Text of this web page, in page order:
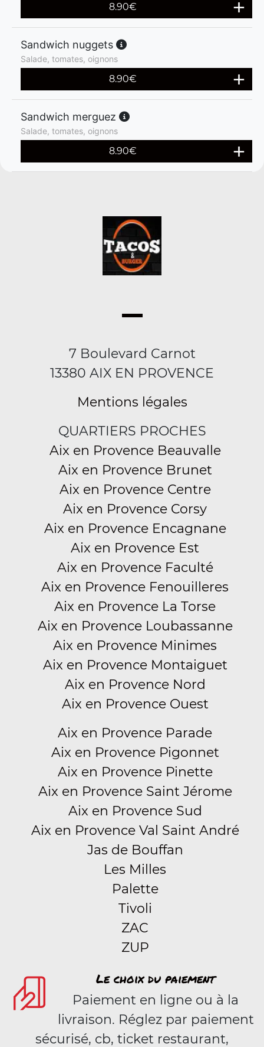
8.90€
Sandwich nuggets
Salade, tomates, oignons
8.90€
Sandwich merguez
Salade, tomates, oignons
8.90€
7 Boulevard Carnot
13380 AIX EN PROVENCE
Mentions légales
QUARTIERS PROCHES
Aix en Provence Beauvalle
Aix en Provence Brunet
Aix en Provence Centre
Aix en Provence Corsy
Aix en Provence Encagnane
Aix en Provence Est
Aix en Provence Faculté
Aix en Provence Fenouilleres
Aix en Provence La Torse
Aix en Provence Loubassanne
Aix en Provence Minimes
Aix en Provence Montaiguet
Aix en Provence Nord
Aix en Provence Ouest
Aix en Provence Parade
Aix en Provence Pigonnet
Aix en Provence Pinette
Aix en Provence Saint Jérome
Aix en Provence Sud
Aix en Provence Val Saint André
Jas de Bouffan
Les Milles
Palette
Tivoli
ZAC
ZUP
Le choix du paiement
Paiement en ligne ou à la
livraison. Réglez par paiement
sécurisé, cb, ticket restaurant,